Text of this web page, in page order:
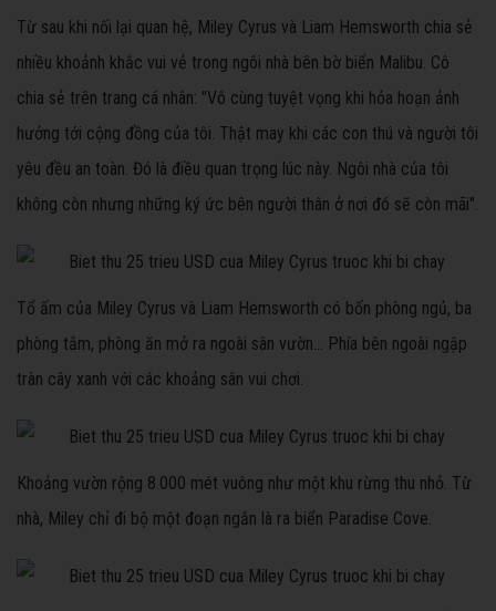
Từ sau khi nối lại quan hệ, Miley Cyrus và Liam Hemsworth chia sẻ
nhiều khoảnh khắc vui vẻ trong ngôi nhà bên bờ biển Malibu. Cô
chia sẻ trên trang cá nhân: "Vô cùng tuyệt vọng khi hỏa hoạn ảnh
hưởng tới cộng đồng của tôi. Thật may khi các con thú và người tôi
yêu đều an toàn. Đó là điều quan trọng lúc này. Ngôi nhà của tôi
không còn nhưng những ký ức bên người thân ở nơi đó sẽ còn mãi".
Tổ ấm của Miley Cyrus và Liam Hemsworth có bốn phòng ngủ, ba
phòng tắm, phòng ăn mở ra ngoài sân vườn... Phía bên ngoài ngập
tràn cây xanh với các khoảng sân vui chơi.
Khoảng vườn rộng 8.000 mét vuông như một khu rừng thu nhỏ. Từ
nhà, Miley chỉ đi bộ một đoạn ngắn là ra biển Paradise Cove.